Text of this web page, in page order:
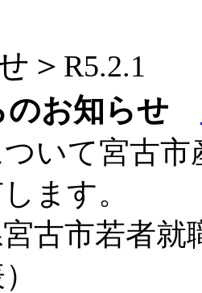
＞ R5.2.1
のお知らせ
いて宮古
します。
古市若者就